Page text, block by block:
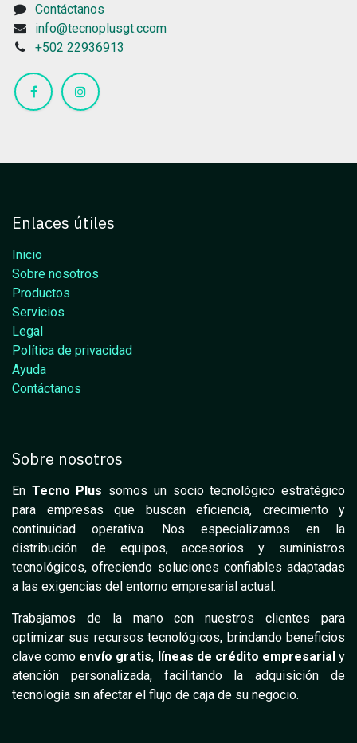
Contáctanos
info@tecnoplusgt.ccom
+502 22936913
Enlaces útiles
Inicio
Sobre nosotros
Productos
Servicios
Legal
Política de privacidad
Ayuda
Contáctanos
Sobre nosotros
En Tecno Plus somos un socio tecnológico estratégico
para empresas que buscan eficiencia, crecimiento y
continuidad operativa. Nos especializamos en la
distribución de equipos, accesorios y suministros
tecnológicos, ofreciendo soluciones confiables adaptadas
a las exigencias del entorno empresarial actual.
Trabajamos de la mano con nuestros clientes para
optimizar sus recursos tecnológicos, brindando beneficios
clave como envío gratis, líneas de crédito empresarial y
atención personalizada, facilitando la adquisición de
tecnología sin afectar el flujo de caja de su negocio.